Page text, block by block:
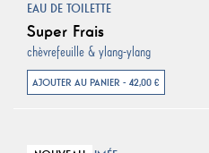
EAU DE TOILETTE
Super Frais
chèvrefeuille & ylang-ylang
AJOUTER AU PANIER - 42,00 €